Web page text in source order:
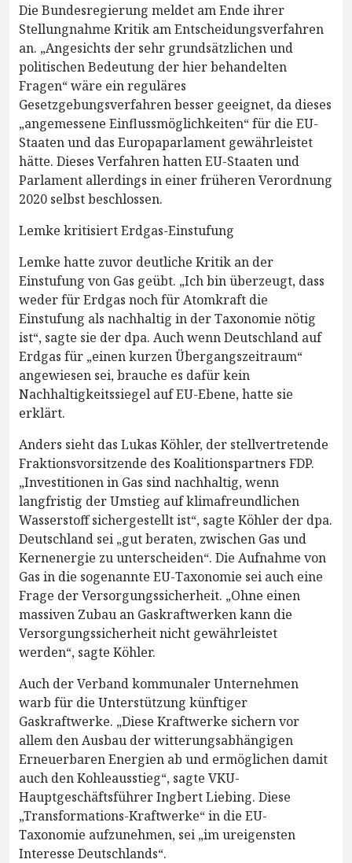
Die Bundesregierung meldet am Ende ihrer
Stellungnahme Kritik am Entscheidungsverfahren
an. „Angesichts der sehr grundsätzlichen und
politischen Bedeutung der hier behandelten
Fragen“ wäre ein reguläres
Gesetzgebungsverfahren besser geeignet, da dieses
„angemessene Einflussmöglichkeiten“ für die EU-
Staaten und das Europaparlament gewährleistet
hätte. Dieses Verfahren hatten EU-Staaten und
Parlament allerdings in einer früheren Verordnung
2020 selbst beschlossen.
Lemke kritisiert Erdgas-Einstufung
Lemke hatte zuvor deutliche Kritik an der
Einstufung von Gas geübt. „Ich bin überzeugt, dass
weder für Erdgas noch für Atomkraft die
Einstufung als nachhaltig in der Taxonomie nötig
ist“, sagte sie der dpa. Auch wenn Deutschland auf
Erdgas für „einen kurzen Übergangszeitraum“
angewiesen sei, brauche es dafür kein
Nachhaltigkeitssiegel auf EU-Ebene, hatte sie
erklärt.
Anders sieht das Lukas Köhler, der stellvertretende
Fraktionsvorsitzende des Koalitionspartners FDP.
„Investitionen in Gas sind nachhaltig, wenn
langfristig der Umstieg auf klimafreundlichen
Wasserstoff sichergestellt ist“, sagte Köhler der dpa.
Deutschland sei „gut beraten, zwischen Gas und
Kernenergie zu unterscheiden“. Die Aufnahme von
Gas in die sogenannte EU-Taxonomie sei auch eine
Frage der Versorgungssicherheit. „Ohne einen
massiven Zubau an Gaskraftwerken kann die
Versorgungssicherheit nicht gewährleistet
werden“, sagte Köhler.
Auch der Verband kommunaler Unternehmen
warb für die Unterstützung künftiger
Gaskraftwerke. „Diese Kraftwerke sichern vor
allem den Ausbau der witterungsabhängigen
Erneuerbaren Energien ab und ermöglichen damit
auch den Kohleausstieg“, sagte VKU-
Hauptgeschäftsführer Ingbert Liebing. Diese
„Transformations-Kraftwerke“ in die EU-
Taxonomie aufzunehmen, sei „im ureigensten
Interesse Deutschlands“.